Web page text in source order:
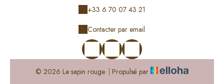
+33 6 70 07 43 21
Contacter par email
© 2026 Le sapin rouge Propulsé par